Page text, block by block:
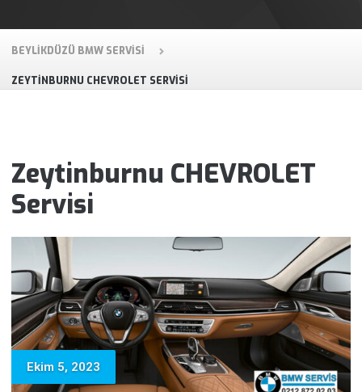
BEYLIKDÜZÜ BMW SERVISI
ZEYTINBURNU CHEVROLET SERVISI
Zeytinburnu CHEVROLET
Servisi
Ekim 5, 2023